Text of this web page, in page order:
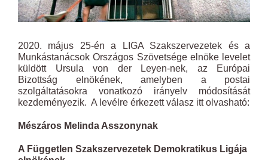
2020. május 25-én a LIGA Szakszervezetek és a
Munkástanácsok Országos Szövetsége elnöke levelet
küldött Ursula von der Leyen-nek, az Európai
Bizottság elnökének, amelyben a postai
szolgáltatásokra vonatkozó irányelv módosítását
kezdeményezik. A levélre érkezett válasz itt olvasható:
Mészáros Melinda Asszonynak
A Független Szakszervezetek Demokratikus Ligája